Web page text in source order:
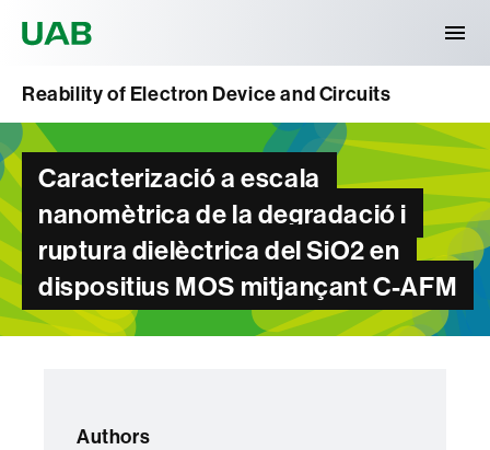
Reability of Electron Device and Circuits
Caracterizació a escala
nanomètrica de la degradació i
ruptura dielèctrica del SiO2 en
dispositius MOS mitjançant C-AFM
Authors